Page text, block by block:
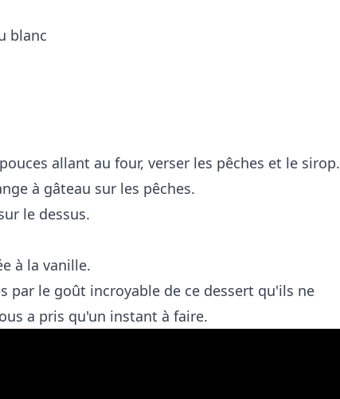
blanc
allant au four, verser les pêches et le sirop.
à gâteau sur les pêches.
le dessus.
à la vanille.
par le goût incroyable de ce dessert qu'ils ne
a pris qu'un instant à faire.